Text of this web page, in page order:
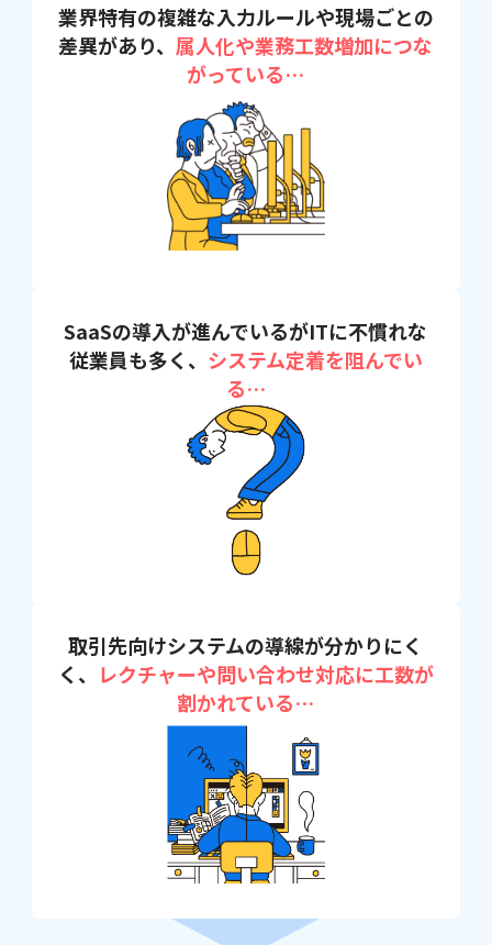
業界特有の複雑な入力ルールや現場ごとの
差異があり、 属人化や業務工数増加につな
がっている…
SaaSの導入が進んでいるがITに不慣れな
従業員も多く、 システム定着を阻んでい
る…
取引先向けシステムの導線が分かりにく
く、 レクチャーや問い合わせ対応に工数が
割かれている…